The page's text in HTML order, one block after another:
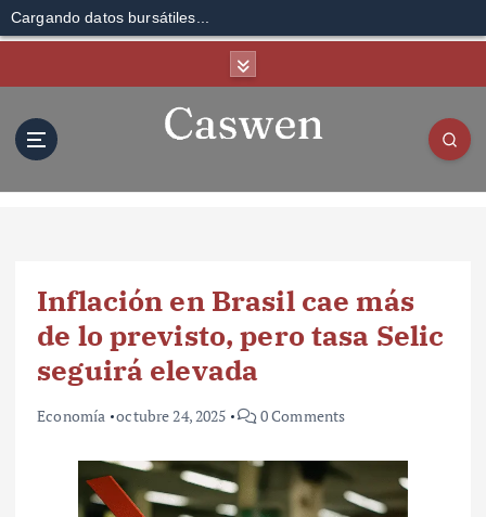
Cargando datos bursátiles...
Inflación en Brasil cae más
de lo previsto, pero tasa Selic
seguirá elevada
Economía octubre 24, 2025 0 Comments